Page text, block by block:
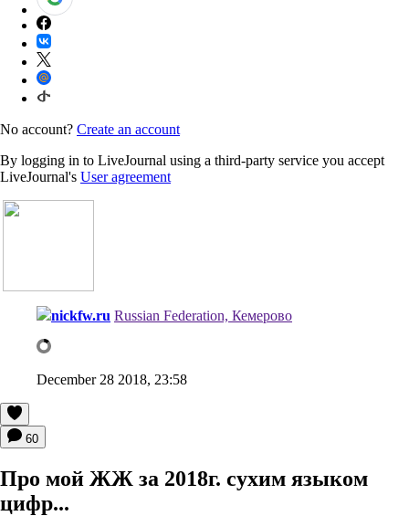
No account? Create an account
By logging in to LiveJournal using a third-party service you accept
LiveJournal's User agreement
nickfw.ru Russian Federation, Кемерово
December 28 2018, 23:58
60
Про мой ЖЖ за 2018г. сухим языком
цифр...